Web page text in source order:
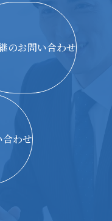
のお問い合わせ
わせ